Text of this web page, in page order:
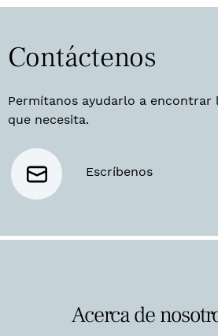
Contáctenos
Permítanos ayudarlo a
que necesita.
Escríbenos
Acerca de